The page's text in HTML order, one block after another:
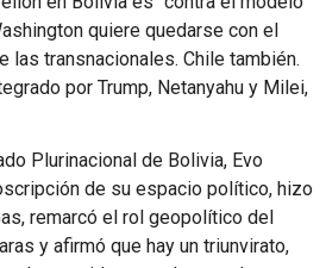
quiere quedarse con el
las transnacionales. Chile también.
por Trump, Netanyahu y Milei,
Plurinacional de Bolivia, Evo
de su espacio político, hizo
remarcó el rol geopolítico del
y afirmó que hay un triunvirato,